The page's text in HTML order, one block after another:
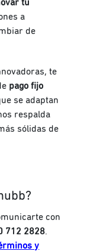
tu
a
de
te
pago fijo
se adaptan
respalda
sólidas de
con
712 2828.
y